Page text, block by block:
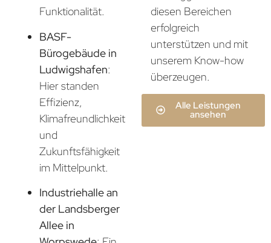
Funktionalität.
BASF-
Bürogebäude in
Ludwigshafen:
Hier standen
Effizienz,
Klimafreundlichkeit
und
Zukunftsfähigkeit
im Mittelpunkt.
Industriehalle an
der Landsberger
Allee in
diesen Bereichen
erfolgreich
unterstützen und mit
unserem Know-how
überzeugen.
Alle Leistungen
ansehen